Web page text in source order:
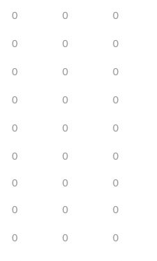
0 0 0
0 0 0
0 0 0
0 0 0
0 0 0
0 0 0
0 0 0
0 0 0
0 0 0